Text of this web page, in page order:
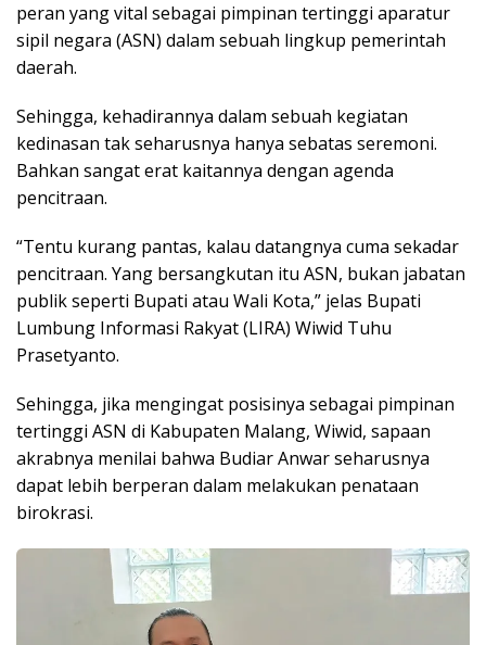
peran yang vital sebagai pimpinan tertinggi aparatur
sipil negara (ASN) dalam sebuah lingkup pemerintah
daerah.
Sehingga, kehadirannya dalam sebuah kegiatan
kedinasan tak seharusnya hanya sebatas seremoni.
Bahkan sangat erat kaitannya dengan agenda
pencitraan.
“Tentu kurang pantas, kalau datangnya cuma sekadar
pencitraan. Yang bersangkutan itu ASN, bukan jabatan
publik seperti Bupati atau Wali Kota,” jelas Bupati
Lumbung Informasi Rakyat (LIRA) Wiwid Tuhu
Prasetyanto.
Sehingga, jika mengingat posisinya sebagai pimpinan
tertinggi ASN di Kabupaten Malang, Wiwid, sapaan
akrabnya menilai bahwa Budiar Anwar seharusnya
dapat lebih berperan dalam melakukan penataan
birokrasi.